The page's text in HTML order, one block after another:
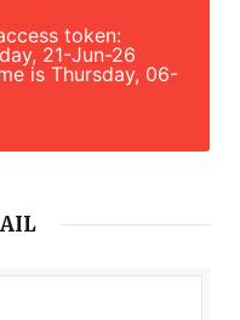
token:
21-Jun-26
is Thursday, 06-